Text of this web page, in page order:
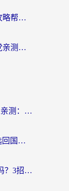
人在国外打不开国内网站？这篇攻略帮你无缝解锁国内资源（附交管12123使用技巧）
香港优酷地区限制怎么办？海外党亲测有效的追剧解决方案
Mac翻墙回国免费？2026海外华人亲测：从CCTV5直播到国内APP，这样选加速器才靠谱
Proton VPN中国能用吗？海外党选回国加速器的避坑指南（附番茄加速器实测）
海外党必看：斧牛和Fly2CN好用吗？3招教你选对回国加速器（附免费试用攻略）